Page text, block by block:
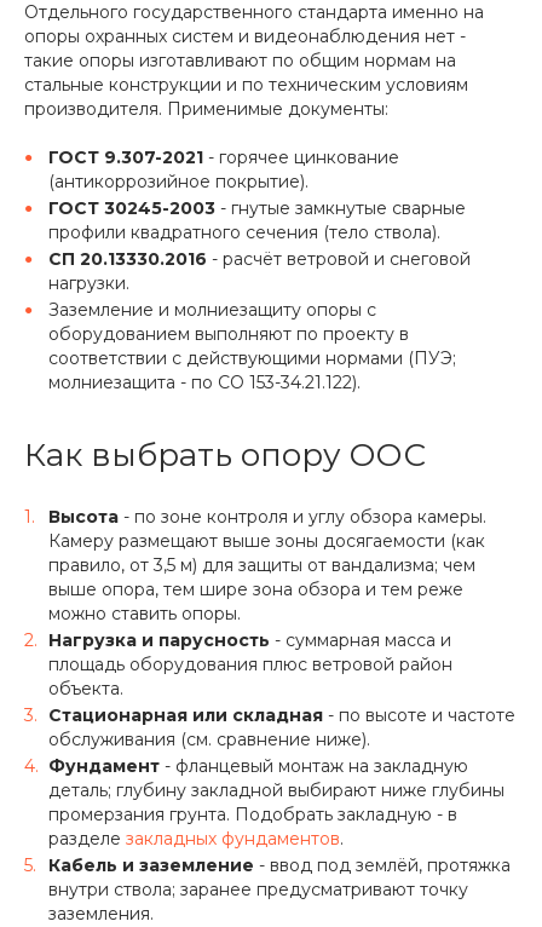
Отдельного государственного стандарта именно на
опоры охранных систем и видеонаблюдения нет -
такие опоры изготавливают по общим нормам на
стальные конструкции и по техническим условиям
производителя. Применимые документы:
ГОСТ 9.307-2021 - горячее цинкование
(антикоррозийное покрытие).
ГОСТ 30245-2003 - гнутые замкнутые сварные
профили квадратного сечения (тело ствола).
СП 20.13330.2016 - расчёт ветровой и снеговой
нагрузки.
Заземление и молниезащиту опоры с
оборудованием выполняют по проекту в
соответствии с действующими нормами (ПУЭ;
молниезащита - по СО 153-34.21.122).
Как выбрать опору ООС
Высота - по зоне контроля и углу обзора камеры.
Камеру размещают выше зоны досягаемости (как
правило, от 3,5 м) для защиты от вандализма; чем
выше опора, тем шире зона обзора и тем реже
можно ставить опоры.
Нагрузка и парусность - суммарная масса и
площадь оборудования плюс ветровой район
объекта.
Стационарная или складная - по высоте и частоте
обслуживания (см. сравнение ниже).
Фундамент - фланцевый монтаж на закладную
деталь; глубину закладной выбирают ниже глубины
промерзания грунта. Подобрать закладную - в
разделе закладных фундаментов.
Кабель и заземление - ввод под землёй, протяжка
внутри ствола; заранее предусматривают точку
заземления.